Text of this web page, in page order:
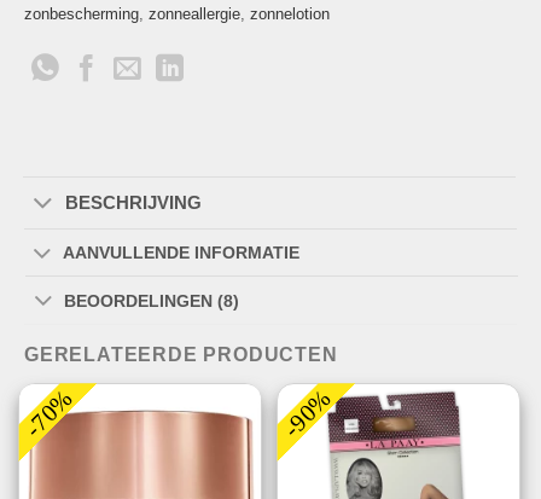
zonbescherming zonneallergie zonnelotion
BESCHRIJVING
AANVULLENDE INFORMATIE
BEOORDELINGEN (8)
GERELATEERDE PRODUCTEN
-70% -90%